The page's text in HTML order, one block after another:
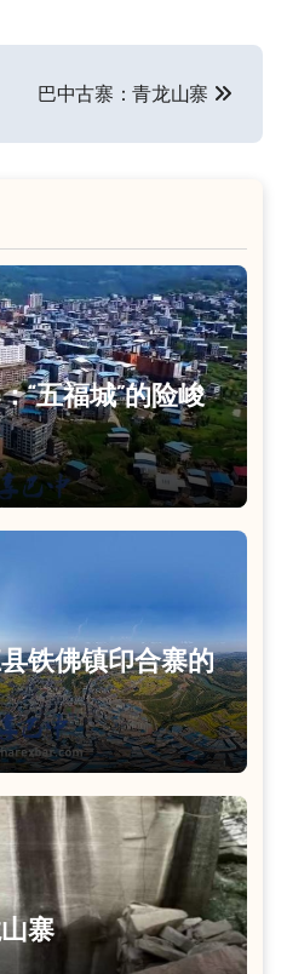
巴中古寨：青龙山寨
“五福城”的险峻
铁佛镇印合寨的
寨